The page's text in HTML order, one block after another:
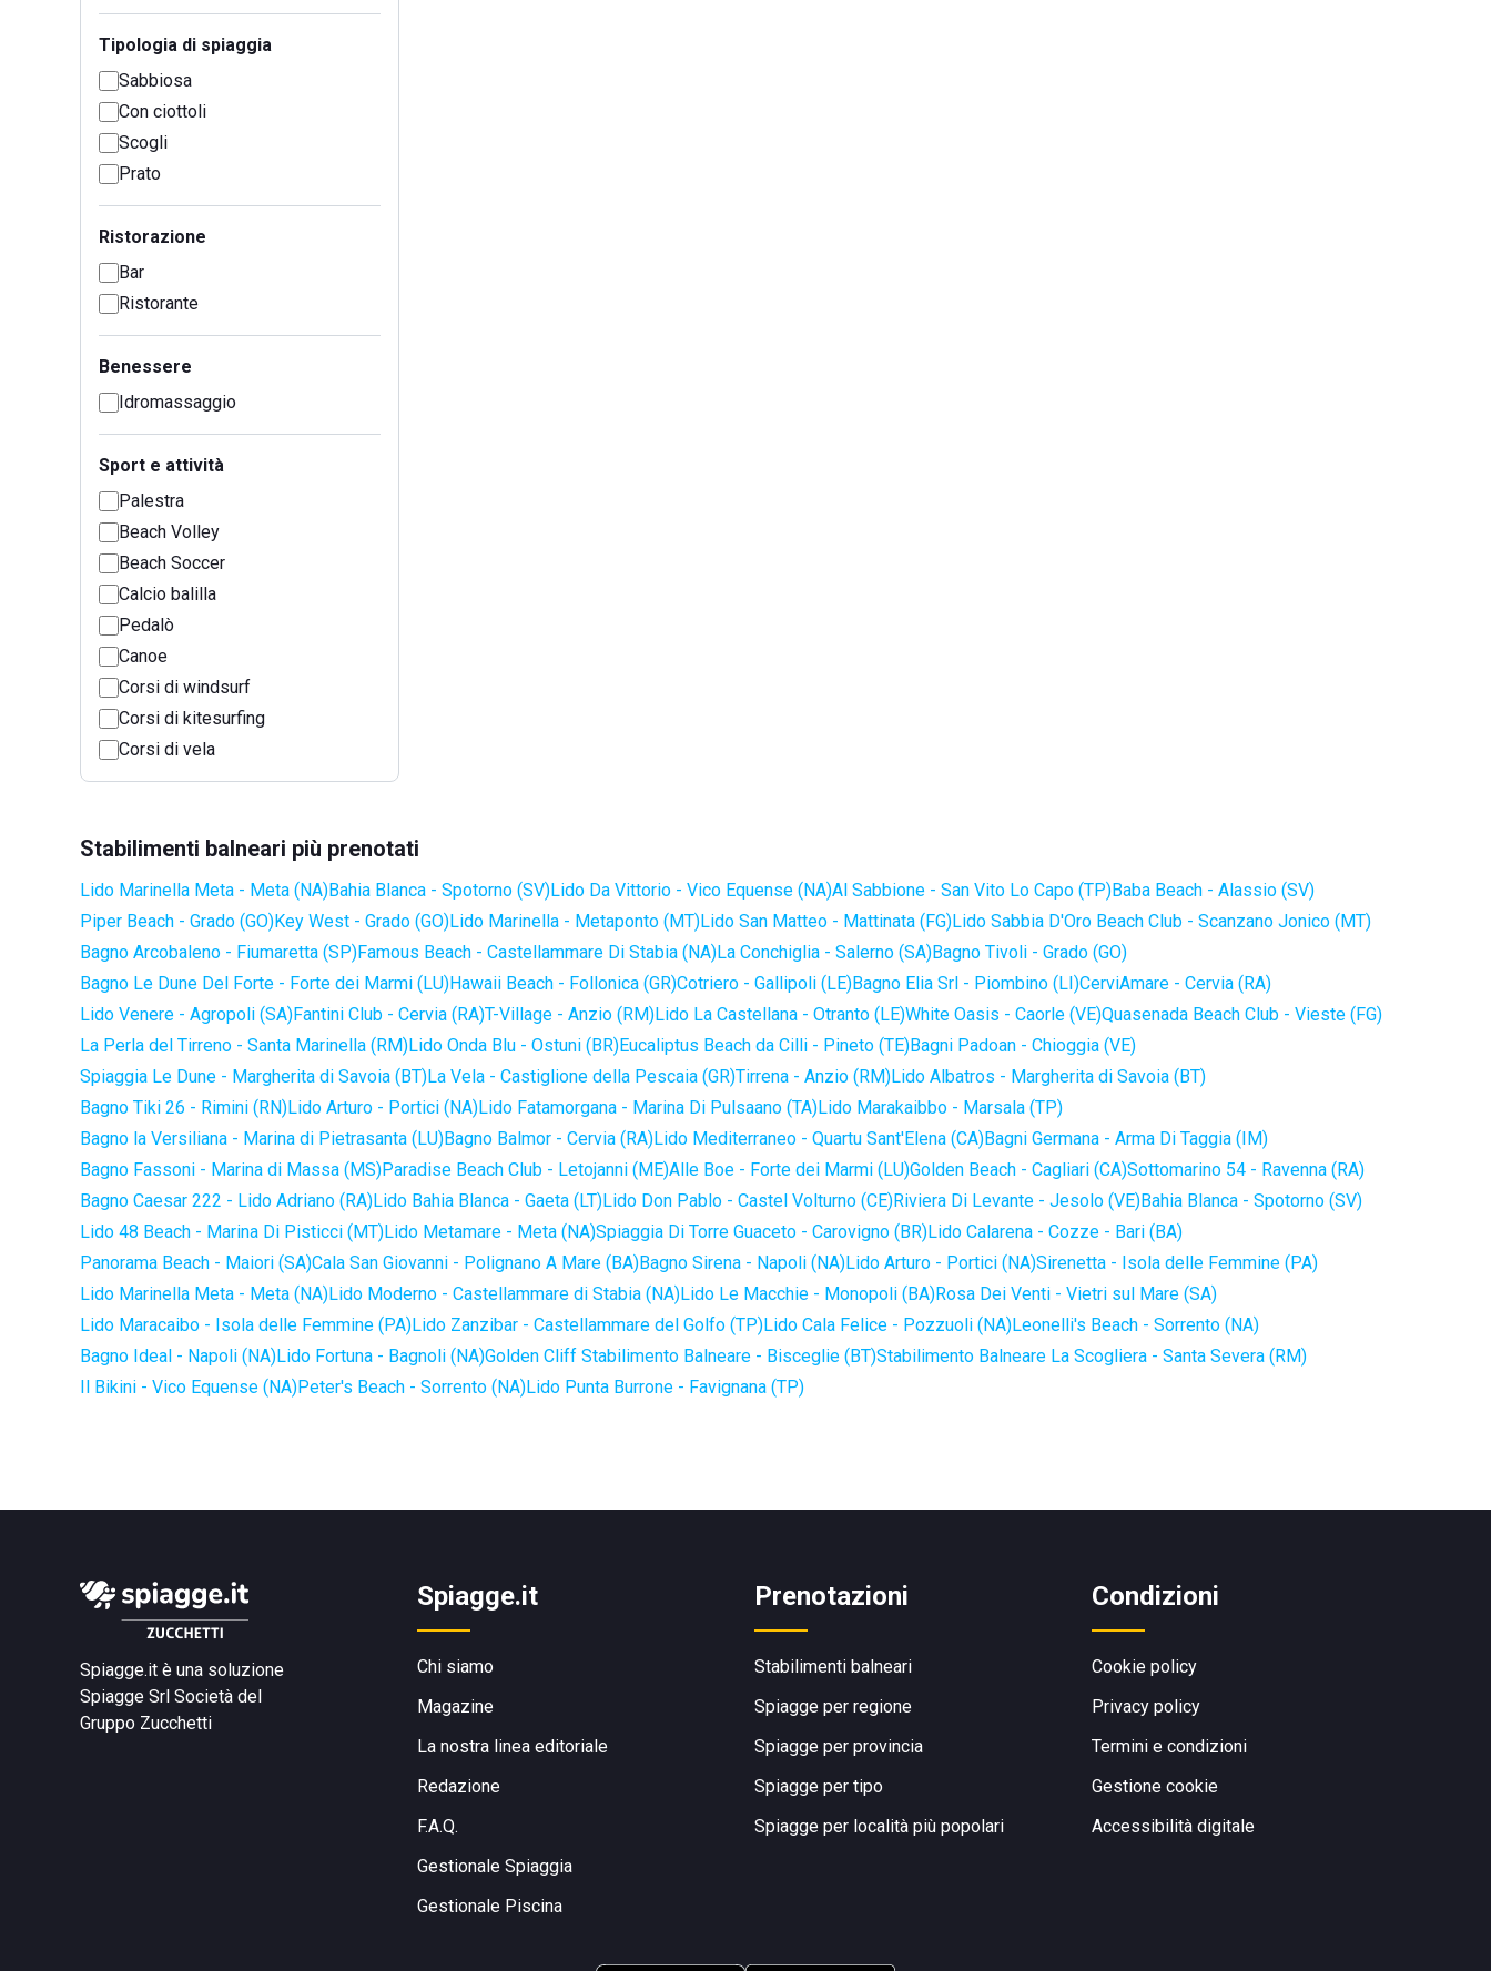
Tipologia di spiaggia
Sabbiosa
Con ciottoli
Scogli
Prato
Ristorazione
Bar
Ristorante
Benessere
Idromassaggio
Sport e attività
Palestra
Beach Volley
Beach Soccer
Calcio balilla
Pedalò
Canoe
Corsi di windsurf
Corsi di kitesurfing
Corsi di vela
Stabilimenti balneari più prenotati
Lido Marinella Meta - Meta (NA)Bahia Blanca - Spotorno (SV)Lido Da Vittorio - Vico Equense (NA)Al Sabbione - San Vito Lo Capo (TP)Baba Beach - Alassio (SV)
Piper Beach - Grado (GO)Key West - Grado (GO)Lido Marinella - Metaponto (MT)Lido San Matteo - Mattinata (FG)Lido Sabbia D'Oro Beach Club - Scanzano Jonico (MT)
Bagno Arcobaleno - Fiumaretta (SP)Famous Beach - Castellammare Di Stabia (NA)La Conchiglia - Salerno (SA)Bagno Tivoli - Grado (GO)
Bagno Le Dune Del Forte - Forte dei Marmi (LU)Hawaii Beach - Follonica (GR)Cotriero - Gallipoli (LE)Bagno Elia Srl - Piombino (LI)CerviAmare - Cervia (RA)
Lido Venere - Agropoli (SA)Fantini Club - Cervia (RA)T-Village - Anzio (RM)Lido La Castellana - Otranto (LE)White Oasis - Caorle (VE)Quasenada Beach Club - Vieste (FG)
La Perla del Tirreno - Santa Marinella (RM)Lido Onda Blu - Ostuni (BR)Eucaliptus Beach da Cilli - Pineto (TE)Bagni Padoan - Chioggia (VE)
Spiaggia Le Dune - Margherita di Savoia (BT)La Vela - Castiglione della Pescaia (GR)Tirrena - Anzio (RM)Lido Albatros - Margherita di Savoia (BT)
Bagno Tiki 26 - Rimini (RN)Lido Arturo - Portici (NA)Lido Fatamorgana - Marina Di Pulsaano (TA)Lido Marakaibbo - Marsala (TP)
Bagno la Versiliana - Marina di Pietrasanta (LU)Bagno Balmor - Cervia (RA)Lido Mediterraneo - Quartu Sant'Elena (CA)Bagni Germana - Arma Di Taggia (IM)
Bagno Fassoni - Marina di Massa (MS)Paradise Beach Club - Letojanni (ME)Alle Boe - Forte dei Marmi (LU)Golden Beach - Cagliari (CA)Sottomarino 54 - Ravenna (RA)
Bagno Caesar 222 - Lido Adriano (RA)Lido Bahia Blanca - Gaeta (LT)Lido Don Pablo - Castel Volturno (CE)Riviera Di Levante - Jesolo (VE)Bahia Blanca - Spotorno (SV)
Lido 48 Beach - Marina Di Pisticci (MT)Lido Metamare - Meta (NA)Spiaggia Di Torre Guaceto - Carovigno (BR)Lido Calarena - Cozze - Bari (BA)
Panorama Beach - Maiori (SA)Cala San Giovanni - Polignano A Mare (BA)Bagno Sirena - Napoli (NA)Lido Arturo - Portici (NA)Sirenetta - Isola delle Femmine (PA)
Lido Marinella Meta - Meta (NA)Lido Moderno - Castellammare di Stabia (NA)Lido Le Macchie - Monopoli (BA)Rosa Dei Venti - Vietri sul Mare (SA)
Lido Maracaibo - Isola delle Femmine (PA)Lido Zanzibar - Castellammare del Golfo (TP)Lido Cala Felice - Pozzuoli (NA)Leonelli's Beach - Sorrento (NA)
Bagno Ideal - Napoli (NA)Lido Fortuna - Bagnoli (NA)Golden Cliff Stabilimento Balneare - Bisceglie (BT)Stabilimento Balneare La Scogliera - Santa Severa (RM)
Il Bikini - Vico Equense (NA)Peter's Beach - Sorrento (NA)Lido Punta Burrone - Favignana (TP)
Spiagge.it è una soluzione
Spiagge Srl Società del
Gruppo Zucchetti
Spiagge.it
Chi siamo
Magazine
La nostra linea editoriale
Redazione
F.A.Q.
Gestionale Spiaggia
Gestionale Piscina
Prenotazioni
Stabilimenti balneari
Spiagge per regione
Spiagge per provincia
Spiagge per tipo
Spiagge per località più popolari
Condizioni
Cookie policy
Privacy policy
Termini e condizioni
Gestione cookie
Accessibilità digitale